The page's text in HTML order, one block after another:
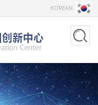
KOREAN